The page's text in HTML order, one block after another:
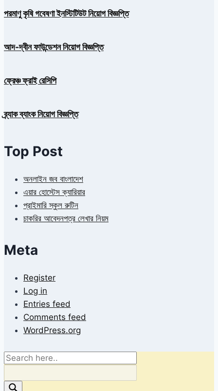
পরমাণু কৃষি গবেষণা ইনস্টিটিউট নিয়োগ বিজ্ঞপ্তি
আদ-দ্বীন ফাউন্ডেশন নিয়োগ বিজ্ঞপ্তি
ফ্রেঞ্চ ফ্রাই রেসিপি
ব্র্যাক ব্যাংক নিয়োগ বিজ্ঞপ্তি
Top Post
অনলাইন জব বাংলাদেশ
এয়ার হোস্টেস ক্যারিয়ার
প্রাইমারি স্কুল রুটিন
চাকরির আবেদনপত্র লেখার নিয়ম
Meta
Register
Log in
Entries feed
Comments feed
WordPress.org